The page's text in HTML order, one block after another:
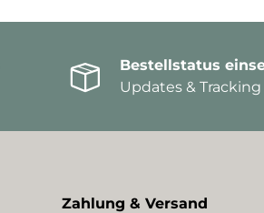
Bestellstatus
Updates & Tracking
Zahlung & Versand